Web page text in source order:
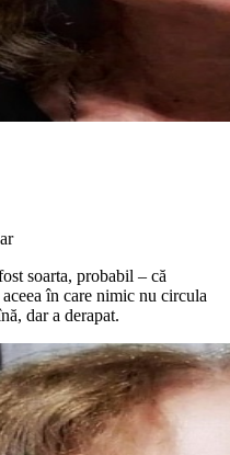
soarta, probabil – că
în care nimic nu circula
dar a derapat.